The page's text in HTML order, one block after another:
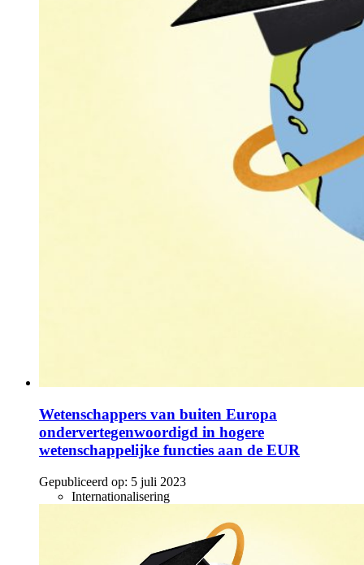
Wetenschappers van buiten Europa
ondervertegenwoordigd in hogere
wetenschappelijke functies aan de EUR
Gepubliceerd op: 5 juli 2023
Internationalisering